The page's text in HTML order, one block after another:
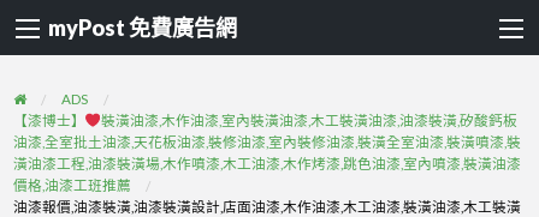
myPost 免費廣告網
ADS
【漆博士】
裝潢油漆,木作油漆,室內裝潢油漆,木工裝潢油漆,油漆裝潢,矽酸鈣板
油漆,全室批土油漆,天花板油漆,裝修油漆,室內裝修油漆,裝潢全室油漆,裝潢噴漆,裝
潢油漆工程,油漆裝潢場,木作噴漆,木工油漆,木作烤漆,跳色油漆,室內噴漆,裝潢油漆
價格,油漆工班推薦
油漆報價,油漆裝潢,油漆裝潢設計,店面油漆,木作油漆,木工油漆,裝潢油漆,木工裝潢